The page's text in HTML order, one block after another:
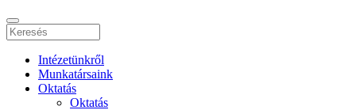
Intézetünkről
Munkatársaink
Oktatás
Oktatás